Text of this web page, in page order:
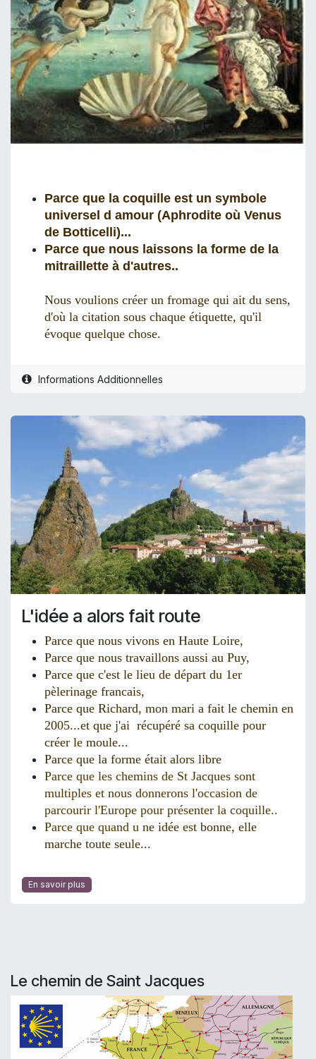
Parce que la coquille est un symbole
universel d amour (Aphrodite où Venus
de Botticelli)...
Parce que nous laissons la forme de la
mitraillette à d'autres..
Nous voulions créer un fromage qui ait du sens,
d'où la citation sous chaque étiquette, qu'il
évoque quelque chose.
Informations Additionnelles
L'idée a alors fait route
Parce que nous vivons en Haute Loire,
Parce que nous travaillons aussi au Puy,
Parce que c'est le lieu de départ du 1er
pèlerinage francais,
Parce que Richard, mon mari a fait le chemin en
2005...et que j'ai récupéré sa coquille pour
créer le moule...
Parce que la forme était alors libre
Parce que les chemins de St Jacques sont
multiples et nous donnerons l'occasion de
parcourir l'Europe pour présenter la coquille..
Parce que quand u ne idée est bonne, elle
marche toute seule...
En savoir plus
Le chemin de Saint Jacques